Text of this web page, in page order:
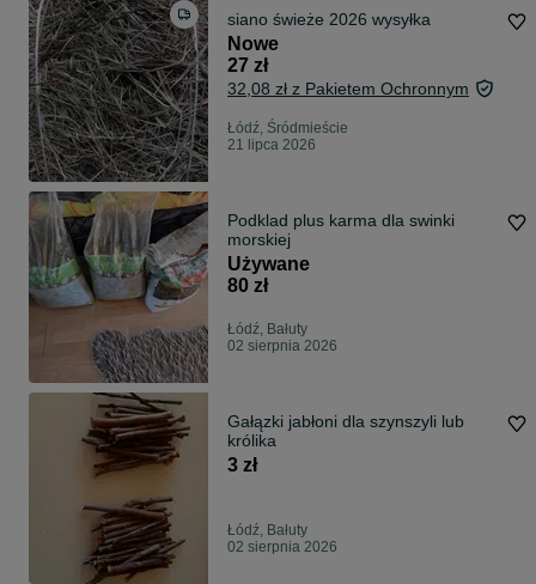
siano świeże 2026 wysyłka
Nowe
27 zł
32,08 zł z Pakietem Ochronnym
Łódź, Śródmieście
21 lipca 2026
Podklad plus karma dla swinki
morskiej
Używane
80 zł
Łódź, Bałuty
02 sierpnia 2026
Gałązki jabłoni dla szynszyli lub
królika
3 zł
Łódź, Bałuty
02 sierpnia 2026